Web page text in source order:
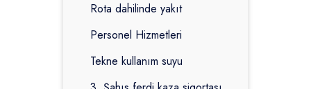
Rota dahilinde yakıt
Personel Hizmetleri
Tekne kullanım suyu